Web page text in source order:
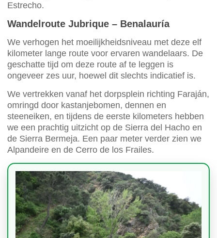
Estrecho.
Wandelroute Jubrique – Benalauría
We verhogen het moeilijkheidsniveau met deze elf
kilometer lange route voor ervaren wandelaars. De
geschatte tijd om deze route af te leggen is
ongeveer zes uur, hoewel dit slechts indicatief is.
We vertrekken vanaf het dorpsplein richting Faraján,
omringd door kastanjebomen, dennen en
steeneiken, en tijdens de eerste kilometers hebben
we een prachtig uitzicht op de Sierra del Hacho en
de Sierra Bermeja. Een paar meter verder zien we
Alpandeire en de Cerro de los Frailes.